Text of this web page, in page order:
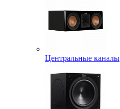
Центральные каналы